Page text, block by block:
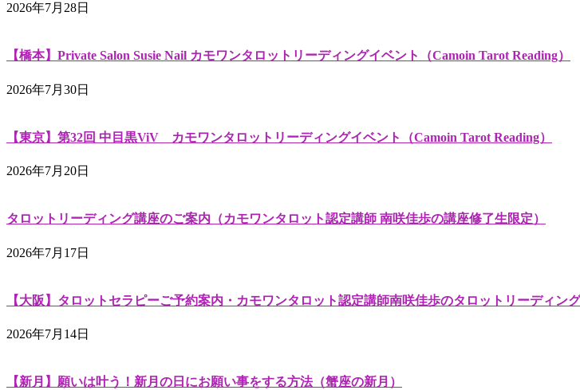
2026年7月28日
【橋本】Private Salon Susie Nail カモワンタロットリーディングイベント（Camoin Tarot Reading）
2026年7月30日
【東京】第32回 中目黒ViV カモワンタロットリーディングイベント（Camoin Tarot Reading）
2026年7月20日
タロットリーディング講座のご案内（カモワンタロット認定講師 南咲佳歩の講座修了生限定）
2026年7月17日
【大阪】タロットセラピーご予約案内・カモワンタロット認定講師南咲佳歩のタロットリーディン
2026年7月14日
【新月】願いは叶う！新月の日にお願い事をする方法（蟹座の新月）